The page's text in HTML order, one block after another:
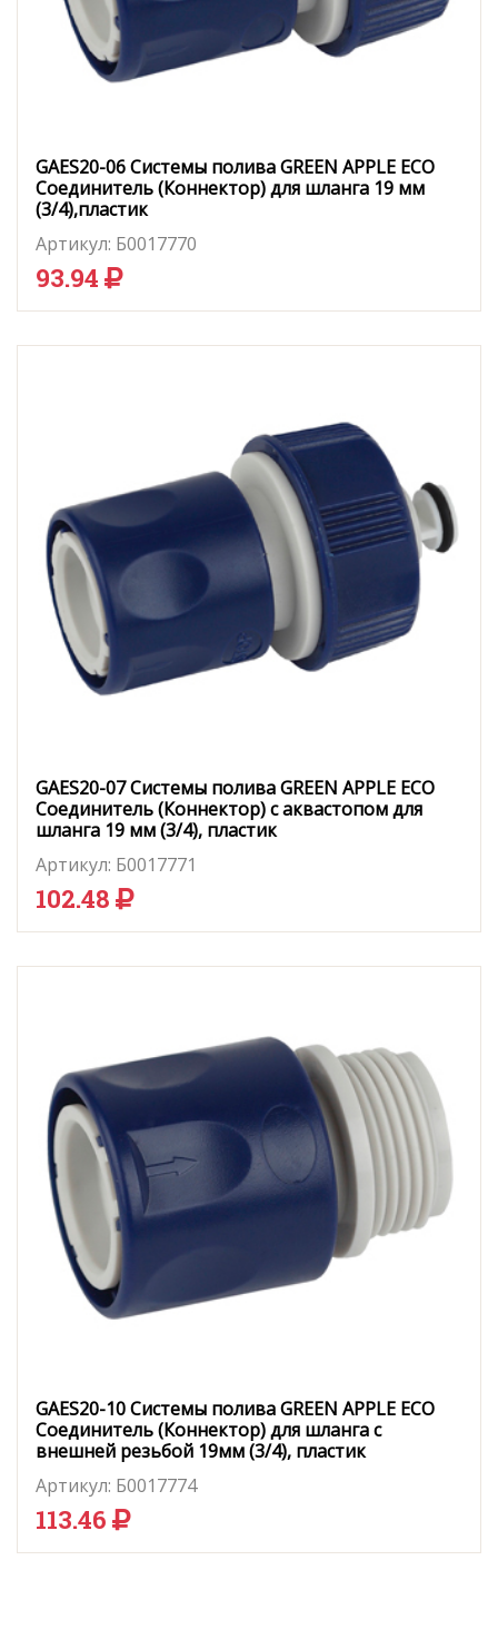
GAES20-06 Системы полива GREEN APPLE ЕСО
Соединитель (Коннектор) для шланга 19 мм
(3/4),пластик
Артикул: Б0017770
93.94
GAES20-07 Системы полива GREEN APPLE ЕСО
Соединитель (Коннектор) с аквастопом для
шланга 19 мм (3/4), пластик
Артикул: Б0017771
102.48
GAES20-10 Системы полива GREEN APPLE ЕСО
Соединитель (Коннектор) для шланга с
внешней резьбой 19мм (3/4), пластик
Артикул: Б0017774
113.46